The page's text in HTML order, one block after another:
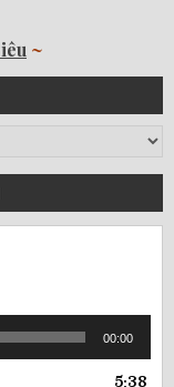
~
00:00
5:38